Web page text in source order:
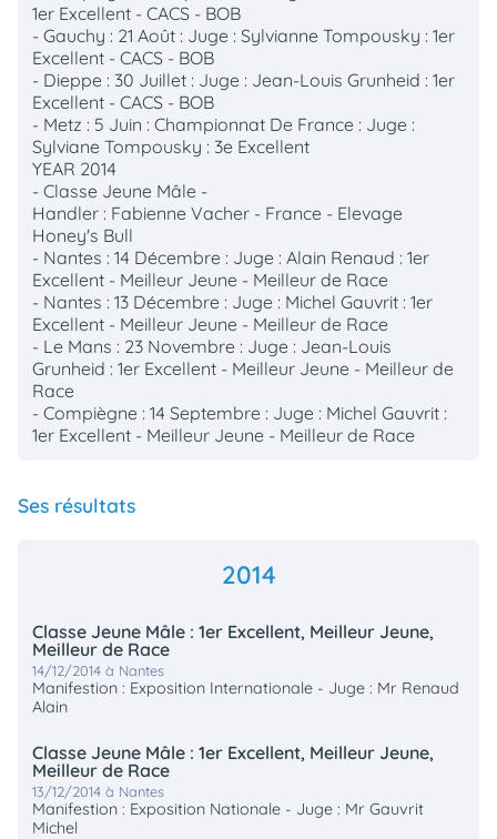
1er Excellent - CACS - BOB
- Gauchy : 21 Août : Juge : Sylvianne Tompousky : 1er
Excellent - CACS - BOB
- Dieppe : 30 Juillet : Juge : Jean-Louis Grunheid : 1er
Excellent - CACS - BOB
- Metz : 5 Juin : Championnat De France : Juge :
Sylviane Tompousky : 3e Excellent
YEAR 2014
- Classe Jeune Mâle -
Handler : Fabienne Vacher - France - Elevage
Honey's Bull
- Nantes : 14 Décembre : Juge : Alain Renaud : 1er
Excellent - Meilleur Jeune - Meilleur de Race
- Nantes : 13 Décembre : Juge : Michel Gauvrit : 1er
Excellent - Meilleur Jeune - Meilleur de Race
- Le Mans : 23 Novembre : Juge : Jean-Louis
Grunheid : 1er Excellent - Meilleur Jeune - Meilleur de
Race
- Compiègne : 14 Septembre : Juge : Michel Gauvrit :
1er Excellent - Meilleur Jeune - Meilleur de Race
Ses résultats
2014
Classe Jeune Mâle : 1er Excellent, Meilleur Jeune,
Meilleur de Race
14/12/2014 à Nantes
Manifestion : Exposition Internationale - Juge : Mr Renaud
Alain
Classe Jeune Mâle : 1er Excellent, Meilleur Jeune,
Meilleur de Race
13/12/2014 à Nantes
Manifestion : Exposition Nationale - Juge : Mr Gauvrit
Michel